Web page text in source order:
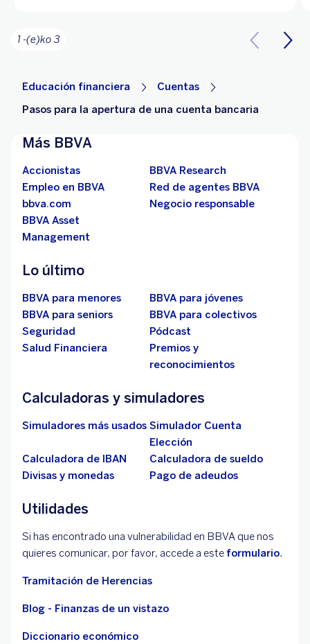
1 -(e)ko 3
Educación financiera
Cuentas
Pasos para la apertura de una cuenta bancaria
Más BBVA
Accionistas
BBVA Research
Empleo en BBVA
Red de agentes BBVA
bbva.com
Negocio responsable
BBVA Asset
Management
Lo último
BBVA para menores
BBVA para jóvenes
BBVA para seniors
BBVA para colectivos
Seguridad
Pódcast
Salud Financiera
Premios y
reconocimientos
Calculadoras y simuladores
Simuladores más usados Simulador Cuenta
Elección
Calculadora de IBAN
Calculadora de sueldo
Divisas y monedas
Pago de adeudos
Utilidades
Si has encontrado una vulnerabilidad en BBVA que nos
quieres comunicar, por favor, accede a este formulario.
Tramitación de Herencias
Blog - Finanzas de un vistazo
Diccionario económico